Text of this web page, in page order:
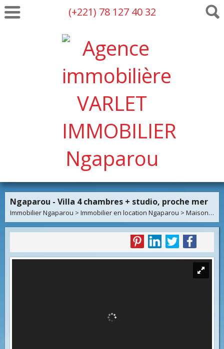
(+221) 78 127 40 32
Ngaparou - Villa 4 chambres + studio, proche mer
Immobilier Ngaparou > Immobilier en location Ngaparou > Maison Villa en location Ngaparou